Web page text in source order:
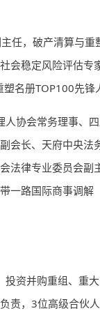
任，破产清算与重
会稳定风险评估专
名册TOP100先锋
协会常务理事、
会长、天府中央法
法律专业委员会副
一路国际商事调解
资并购重组、重
责，3位高级合伙